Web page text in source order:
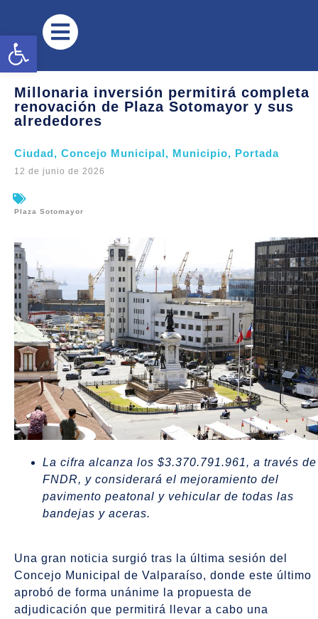
Abrir barra de herramientas
Millonaria inversión permitirá completa
renovación de Plaza Sotomayor y sus
alrededores
Ciudad, Concejo Municipal, Municipio, Portada
12 de junio de 2026
Plaza Sotomayor
La cifra alcanza los $3.370.791.961, a través de
FNDR, y considerará el mejoramiento del
pavimento peatonal y vehicular de todas las
bandejas y aceras.
Una gran noticia surgió tras la última sesión del
Concejo Municipal de Valparaíso, donde este último
aprobó de forma unánime la propuesta de
adjudicación que permitirá llevar a cabo una